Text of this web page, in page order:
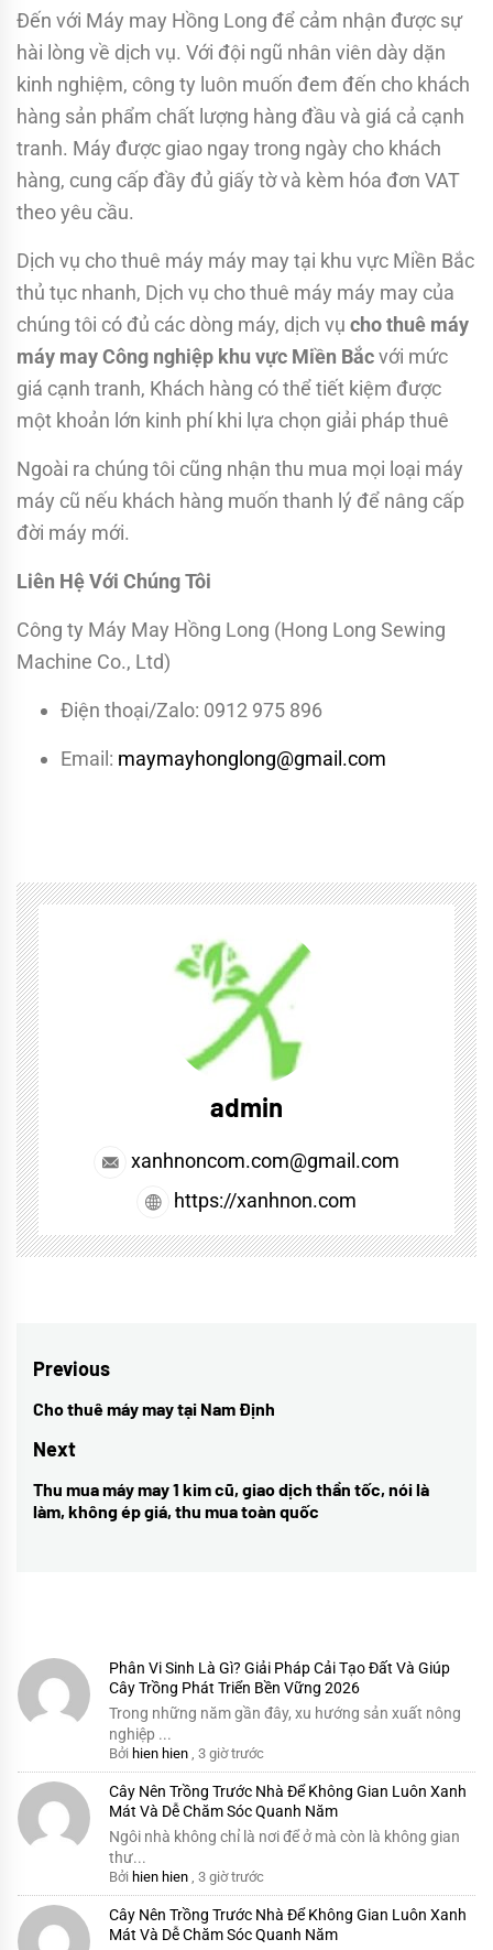
Đến với Máy may Hồng Long để cảm nhận được sự
hài lòng về dịch vụ. Với đội ngũ nhân viên dày dặn
kinh nghiệm, công ty luôn muốn đem đến cho khách
hàng sản phẩm chất lượng hàng đầu và giá cả cạnh
tranh. Máy được giao ngay trong ngày cho khách
hàng, cung cấp đầy đủ giấy tờ và kèm hóa đơn VAT
theo yêu cầu.
Dịch vụ cho thuê máy máy may tại khu vực Miền Bắc
thủ tục nhanh, Dịch vụ cho thuê máy máy may của
chúng tôi có đủ các dòng máy, dịch vụ cho thuê máy
máy may Công nghiệp khu vực Miền Bắcvới mức
giá cạnh tranh, Khách hàng có thể tiết kiệm được
một khoản lớn kinh phí khi lựa chọn giải pháp thuê
Ngoài ra chúng tôi cũng nhận thu mua mọi loại máy
máy cũ nếu khách hàng muốn thanh lý để nâng cấp
đời máy mới.
Liên Hệ Với Chúng Tôi
Công ty Máy May Hồng Long (Hong Long Sewing
Machine Co., Ltd)
Điện thoại/Zalo: 0912 975 896
Email: maymayhonglong@gmail.com
admin
xanhnoncom.com@gmail.com
https://xanhnon.com
Điều
hướng
bài
viết
Previous
Previous
post:
Cho thuê máy may tại Nam Định
Next
Next
post:
Thu mua máy may 1 kim cũ, giao dịch thần tốc, nói là
làm, không ép giá, thu mua toàn quốc
Phân Vi Sinh Là Gì? Giải Pháp Cải Tạo Đất Và Giúp
Cây Trồng Phát Triển Bền Vững 2026
Trong những năm gần đây, xu hướng sản xuất nông
nghiệp ...
Bởi hien hien ,3 giờ trước
Cây Nên Trồng Trước Nhà Để Không Gian Luôn Xanh
Mát Và Dễ Chăm Sóc Quanh Năm
Ngôi nhà không chỉ là nơi để ở mà còn là không gian
thư...
Bởi hien hien ,3 giờ trước
Cây Nên Trồng Trước Nhà Để Không Gian Luôn Xanh
Mát Và Dễ Chăm Sóc Quanh Năm